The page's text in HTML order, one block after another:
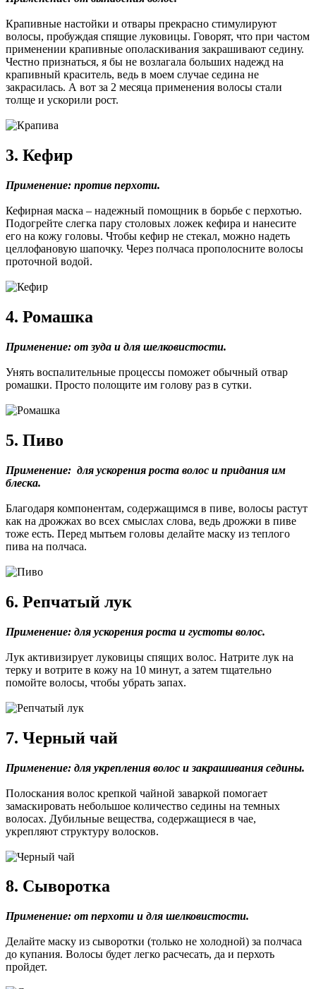
Крапивные настойки и отвары прекрасно стимулируют
волосы, пробуждая спящие луковицы. Говорят, что при частом
применении крапивные ополаскивания закрашивают седину.
Честно признаться, я бы не возлагала больших надежд на
крапивный краситель, ведь в моем случае седина не
закрасилась. А вот за 2 месяца применения волосы стали
толще и ускорили рост.
3. Кефир
Применение: против перхоти.
Кефирная маска – надежный помощник в борьбе с перхотью.
Подогрейте слегка пару столовых ложек кефира и нанесите
его на кожу головы. Чтобы кефир не стекал, можно надеть
целлофановую шапочку. Через полчаса прополосните волосы
проточной водой.
4. Ромашка
Применение: от зуда и для шелковистости.
Унять воспалительные процессы поможет обычный отвар
ромашки. Просто полощите им голову раз в сутки.
5. Пиво
Применение: для ускорения роста волос и придания им
блеска.
Благодаря компонентам, содержащимся в пиве, волосы растут
как на дрожжах во всех смыслах слова, ведь дрожжи в пиве
тоже есть. Перед мытьем головы делайте маску из теплого
пива на полчаса.
6. Репчатый лук
Применение: для ускорения роста и густоты волос.
Лук активизирует луковицы спящих волос. Натрите лук на
терку и вотрите в кожу на 10 минут, а затем тщательно
помойте волосы, чтобы убрать запах.
7. Черный чай
Применение: для укрепления волос и закрашивания седины.
Полоскания волос крепкой чайной заваркой помогает
замаскировать небольшое количество седины на темных
волосах. Дубильные вещества, содержащиеся в чае,
укрепляют структуру волосков.
8. Сыворотка
Применение: от перхоти и для шелковистости.
Делайте маску из сыворотки (только не холодной) за полчаса
до купания. Волосы будет легко расчесать, да и перхоть
пройдет.